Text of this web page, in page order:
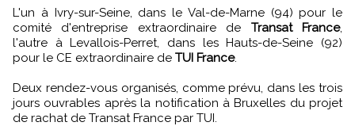
L'un à Ivry-sur-Seine, dans le Val-de-Marne (94) pour le
comité d'entreprise extraordinaire de Transat France,
l'autre à Levallois-Perret, dans les Hauts-de-Seine (92)
pour le CE extraordinaire de TUI France.
Deux rendez-vous organisés, comme prévu, dans les trois
jours ouvrables après la notification à Bruxelles du projet
de rachat de Transat France par TUI.